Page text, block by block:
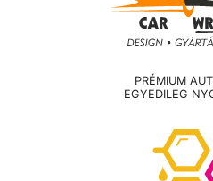
PRÉMIUM
EGYEDILEG